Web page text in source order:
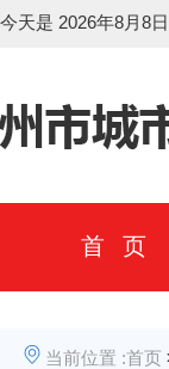
今天是 2026年8月8
首 页
当前位置 :首页